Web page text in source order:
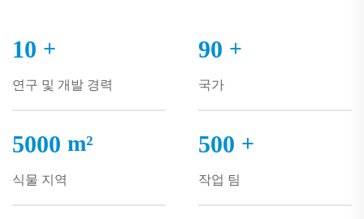
10 +
연구 및 개발 경력
90 +
국가
5000 m²
식물 지역
500 +
작업 팀